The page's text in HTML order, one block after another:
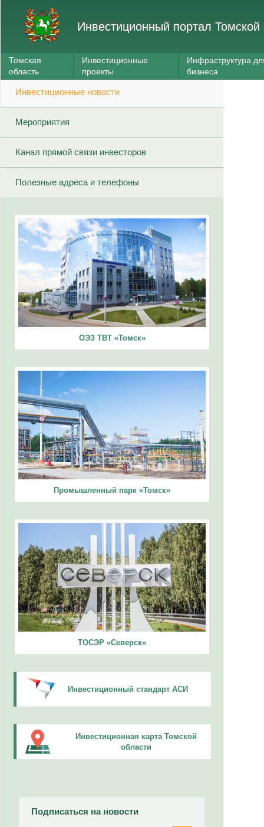
Инвестиционный портал Томской
Томская
область
Инвестиционные
проекты
Инфраструктура
бизнеса
Инвестиционные новости
Мероприятия
Канал прямой связи инвесторов
Полезные адреса и телефоны
ОЭЗ ТВТ «Томск»
Промышленный парк «Томск»
ТОСЭР «Северск»
Инвестиционный стандарт АСИ
Инвестиционная карта Томской
области
Подписаться на новости